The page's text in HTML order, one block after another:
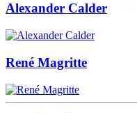
Alexander Calder
René Magritte